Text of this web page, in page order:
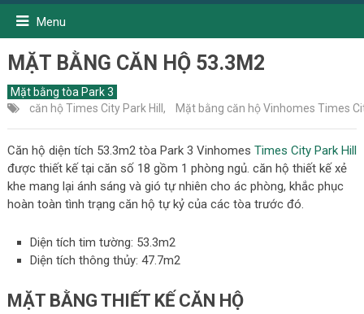
Menu
MẶT BẰNG CĂN HỘ 53.3M2
Mặt bằng tòa Park 3
căn hộ Times City Park Hill , Mặt bằng căn hộ Vinhomes Times
Căn hộ diện tích 53.3m2 tòa Park 3 Vinhomes Times City Park Hill
được thiết kế tại căn số 18 gồm 1 phòng ngủ. căn hộ thiết kế xẻ
khe mang lại ánh sáng và gió tự nhiên cho ác phòng, khắc phục
hoàn toàn tình trạng căn hộ tự kỷ của các tòa trước đó.
Diện tích tim tường: 53.3m2
Diện tích thông thủy: 47.7m2
MẶT BẰNG THIẾT KẾ CĂN HỘ